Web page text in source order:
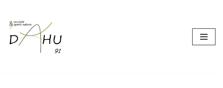
Aller
au